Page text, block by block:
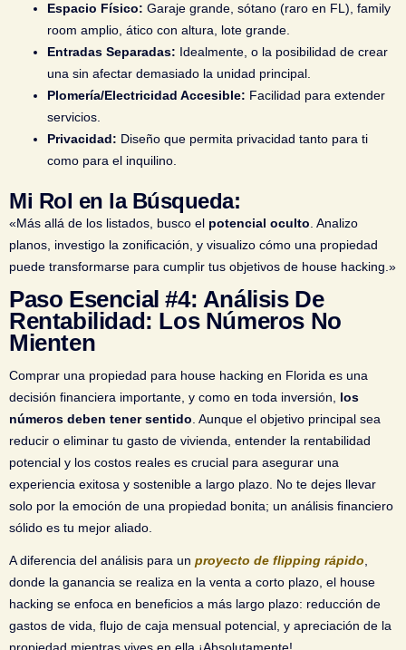
Espacio Físico: Garaje grande, sótano (raro en FL), family
room amplio, ático con altura, lote grande.
Entradas Separadas: Idealmente, o la posibilidad de crear
una sin afectar demasiado la unidad principal.
Plomería/Electricidad Accesible: Facilidad para extender
servicios.
Privacidad: Diseño que permita privacidad tanto para ti
como para el inquilino.
Mi Rol en la Búsqueda:
«Más allá de los listados, busco el potencial oculto . Analizo
planos, investigo la zonificación, y visualizo cómo una propiedad
puede transformarse para cumplir tus objetivos de house hacking.»
Paso Esencial #4: Análisis De
Rentabilidad: Los Números No
Mienten
Comprar una propiedad para house hacking en Florida es una
decisión financiera importante, y como en toda inversión, los
números deben tener sentido . Aunque el objetivo principal sea
reducir o eliminar tu gasto de vivienda, entender la rentabilidad
potencial y los costos reales es crucial para asegurar una
experiencia exitosa y sostenible a largo plazo. No te dejes llevar
solo por la emoción de una propiedad bonita; un análisis financiero
sólido es tu mejor aliado.
A diferencia del análisis para un proyecto de flipping rápido
donde la ganancia se realiza en la venta a corto plazo, el house
hacking se enfoca en beneficios a más largo plazo: reducción de
gastos de vida, flujo de caja mensual potencial, y apreciación de la